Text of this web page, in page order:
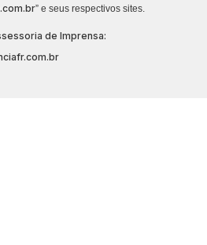
” e seus respectivos sites.
de Imprensa: